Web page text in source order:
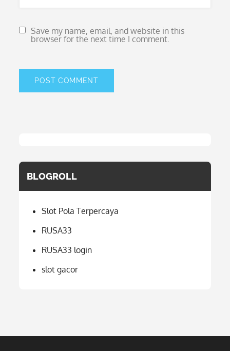
Save my name, email, and website in this
browser for the next time I comment.
BLOGROLL
Slot Pola Terpercaya
RUSA33
RUSA33 login
slot gacor